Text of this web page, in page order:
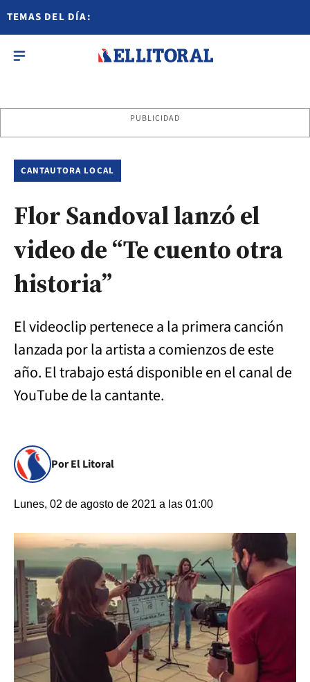
TEMAS DEL DÍA:
PUBLICIDAD
CANTAUTORA LOCAL
Flor Sandoval lanzó el
video de “Te cuento otra
historia”
El videoclip pertenece a la primera canción
lanzada por la artista a comienzos de este
año. El trabajo está disponible en el canal de
YouTube de la cantante.
Por El Litoral
Lunes, 02 de agosto de 2021 a las 01:00